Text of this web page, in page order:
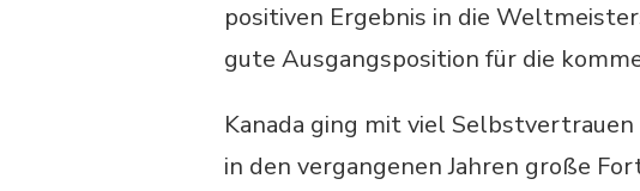
positiven Ergebnis in die
gute Ausgangsposition für die
Kanada ging mit viel
in den vergangenen Jahren große